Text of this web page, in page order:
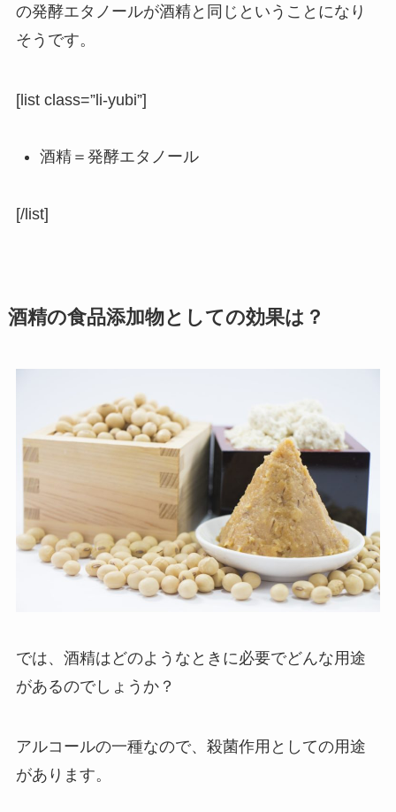
の発酵エタノールが酒精と同じ ということになり
そうです。
[list class=”li-yubi”]
酒精＝発酵エタノール
[/list]
酒精の食品添加物としての効果は？
では、酒精はどのようなときに必要でどんな用途
があるのでしょうか？
アルコールの一種なので、 殺菌作用としての用途
があります。